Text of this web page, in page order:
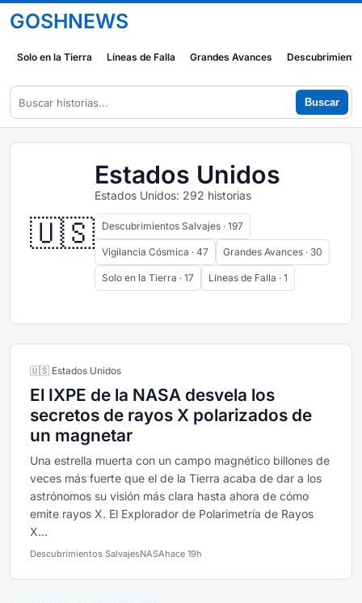
GOSHNEWS
Solo en la Tierra Líneas de Falla Grandes Avances
Buscar
🇺🇸
Estados Unidos
Estados Unidos: 292 historias
Descubrimientos Salvajes · 197
Vigilancia Cósmica · 47 Grandes Avances · 30
Solo en la Tierra · 17 Líneas de Falla · 1
🇺🇸 Estados Unidos
El IXPE de la NASA desvela los
secretos de rayos X polarizados de
un magnetar
Una estrella muerta con un campo magnético billones de
veces más fuerte que el de la Tierra acaba de dar a los
astrónomos su visión más clara hasta ahora de cómo
emite rayos X. El Explorador de Polarimetría de Rayos
X...
Descubrimientos SalvajesNASAhace 19h